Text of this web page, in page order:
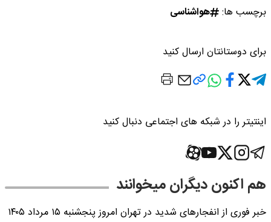
برچسب ها: هواشناسی
برای دوستانتان ارسال کنید
اینتیتر را در شبکه های اجتماعی دنبال کنید
هم اکنون دیگران میخوانند
خبر فوری از انفجارهای شدید در تهران امروز پنجشنبه ۱۵ مرداد ۱۴۰۵